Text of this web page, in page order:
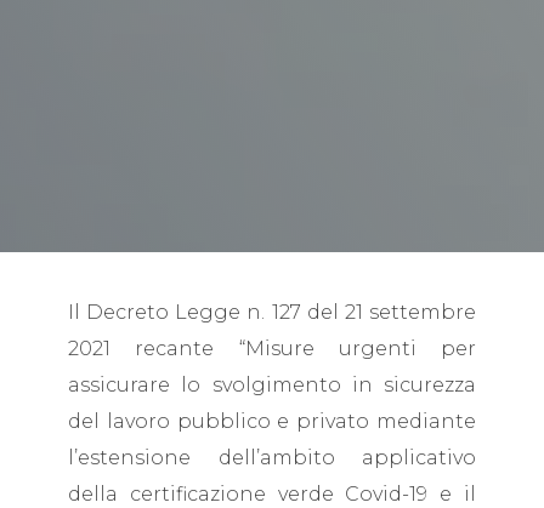
Il Decreto Legge n. 127 del 21 settembre
2021 recante “Misure urgenti per
assicurare lo svolgimento in sicurezza
del lavoro pubblico e privato mediante
l’estensione dell’ambito applicativo
della certificazione verde Covid-19 e il